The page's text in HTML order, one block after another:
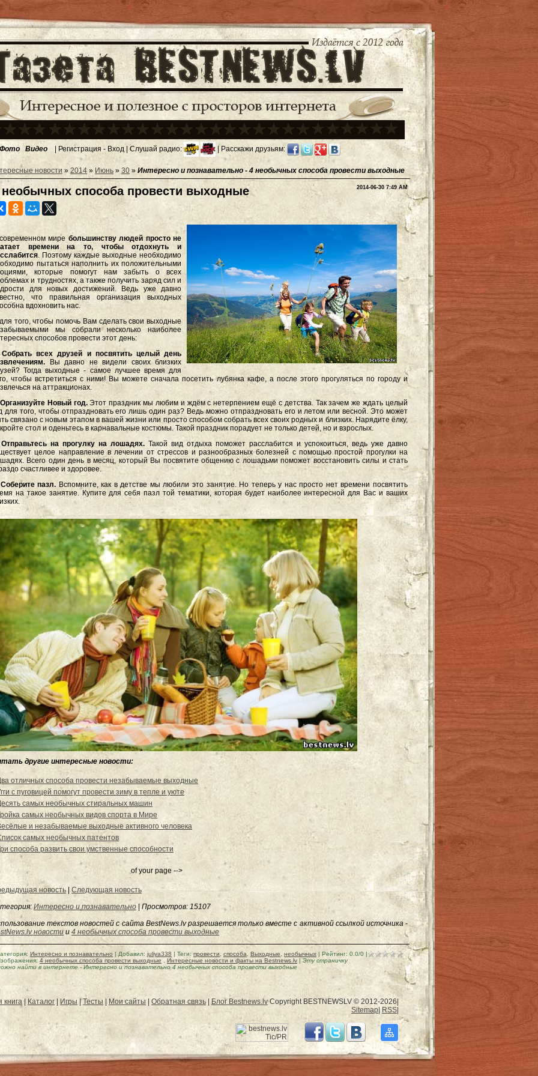
Фото Видео | Регистрация - Вход | Слушай радио: | Расскажи друзьям:
новости » 2014 » Июнь » 30 » Интересно и познавательно - 4 необычных способа провести выходные
2014-06-30 7:49 AM
необычных способа провести выходные
мире большинству людей просто не
времени на то, чтобы отдохнуть и
. Поэтому каждые выходные необходимо
пытаться наполнить их положительными
которые помогут нам забыть о всех
и трудностях, а также получить заряд сил и
для новых достижений. Ведь уже давно
что правильная организация выходных
вдохновить нас.
того, чтобы помочь Вам сделать свои выходные
мы собрали несколько наиболее
способов провести этот день:
всех друзей и посвятить целый день
Вы давно не видели своих близких
Тогда выходные - самое лучшее время для
чтобы встретиться с ними! Вы можете сначала посетить лубянка кафе, а после этого прогуляться по городу и
на аттракционах.
Новый год.Этот праздник мы любим и ждём с нетерпением ещё с детства. Так зачем же ждать целый
для того, чтобы отпраздновать его лишь один раз? Ведь можно отпраздновать его и летом или весной. Это может
связано с новым этапом в вашей жизни или просто способом собрать всех своих родных и близких. Нарядите ёлку,
стол и оденьтесь в карнавальные костюмы. Такой праздник порадует не только детей, но и взрослых.
на прогулку на лошадях. Такой вид отдыха поможет расслабится и успокоиться, ведь уже давно
целое направление в лечении от стрессов и разнообразных болезней с помощью простой прогулки на
Всего один день в месяц, который Вы посвятите общению с лошадьми поможет восстановить силы и стать
счастливее и здоровее.
пазл. Вспомните, как в детстве мы любили это занятие. Но теперь у нас просто нет времени посвятить
на такое занятие. Купите для себя пазл той тематики, которая будет наиболее интересной для Вас и ваших
другие интересные новости:
отличных способа провести незабываемые выходные
с пуговицей помогут провести зиму в тепле и уюте
самых необычных стиральных машин
самых необычных видов спорта в Мире
и незабываемые выходные активного человека
самых необычных патентов
способа развить свои умственные способности
of your page -->
новость | Следующая новость
Интересно и познавательно | Просмотров: 15107
текстов новостей с сайта BestNews.lv разрешается только вместе с активной ссылкой источника -
новости и 4 необычных способа провести выходные
: Интересно и познавательно |Добавил: juliya338 | Теги: провести способа Выходные необычных | Рейтинг: 0.0/0 |
4 необычных способа провести выходные Интересные новости и факты на Bestnews.lv |Эту страничку
найти в интернете - Интересно и познавательно 4 необычных способа провести выходные
книга| Каталог Игры |Тесты Мои сайты Обратная связь Блог Bestnews.lv Copyright BESTNEWSLV © 2012-2026
Sitemap| RSS